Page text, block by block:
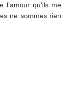
l'amour qu'ils me
ne sommes rien